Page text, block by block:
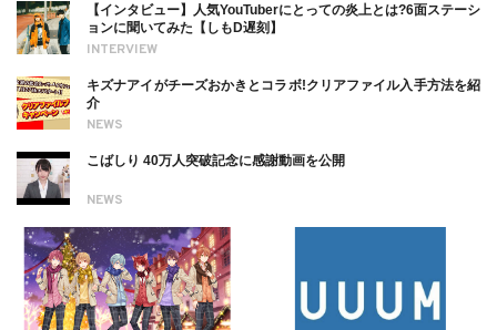
INTERVIEW
【インタビュー】人気YouTuberにとっての炎上とは?6面ステーシ
ョンに聞いてみた【しもD遅刻】
NEWS
キズナアイがチーズおかきとコラボ!クリアファイル入手方法を紹
介
NEWS
こばしり 40万人突破記念に感謝動画を公開